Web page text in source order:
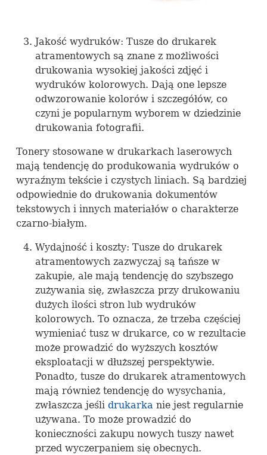
Jakość wydruków: Tusze do drukarek
atramentowych są znane z możliwości
drukowania wysokiej jakości zdjęć i
wydruków kolorowych. Dają one lepsze
odwzorowanie kolorów i szczegółów, co
czyni je popularnym wyborem w dziedzinie
drukowania fotografii.
Tonery stosowane w drukarkach laserowych
mają tendencję do produkowania wydruków o
wyraźnym tekście i czystych liniach. Są bardziej
odpowiednie do drukowania dokumentów
tekstowych i innych materiałów o charakterze
czarno-białym.
Wydajność i koszty: Tusze do drukarek
atramentowych zazwyczaj są tańsze w
zakupie, ale mają tendencję do szybszego
zużywania się, zwłaszcza przy drukowaniu
dużych ilości stron lub wydruków
kolorowych. To oznacza, że trzeba częściej
wymieniać tusz w drukarce, co w rezultacie
może prowadzić do wyższych kosztów
eksploatacji w dłuższej perspektywie.
Ponadto, tusze do drukarek atramentowych
mają również tendencję do wysychania,
zwłaszcza jeśli drukarkanie jest regularnie
używana. To może prowadzić do
konieczności zakupu nowych tuszy nawet
przed wyczerpaniem się obecnych.